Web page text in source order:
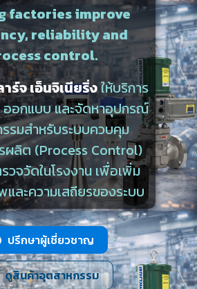
factories improve
reliability and
control.
ร์จ เอ็นจิเนียริ่งให้บริการ
ออกแบบ และจัดหาอุปกรณ์
รมสำหรับระบบควบคุม
ผลิต (Process Control)
วจวัดในโรงงาน เพื่อเพิ่ม
และความเสถียรของระบบ
ปรึกษาผู้เชี่ยวชาญ
ดูสินค้าอุตสาหกรรม